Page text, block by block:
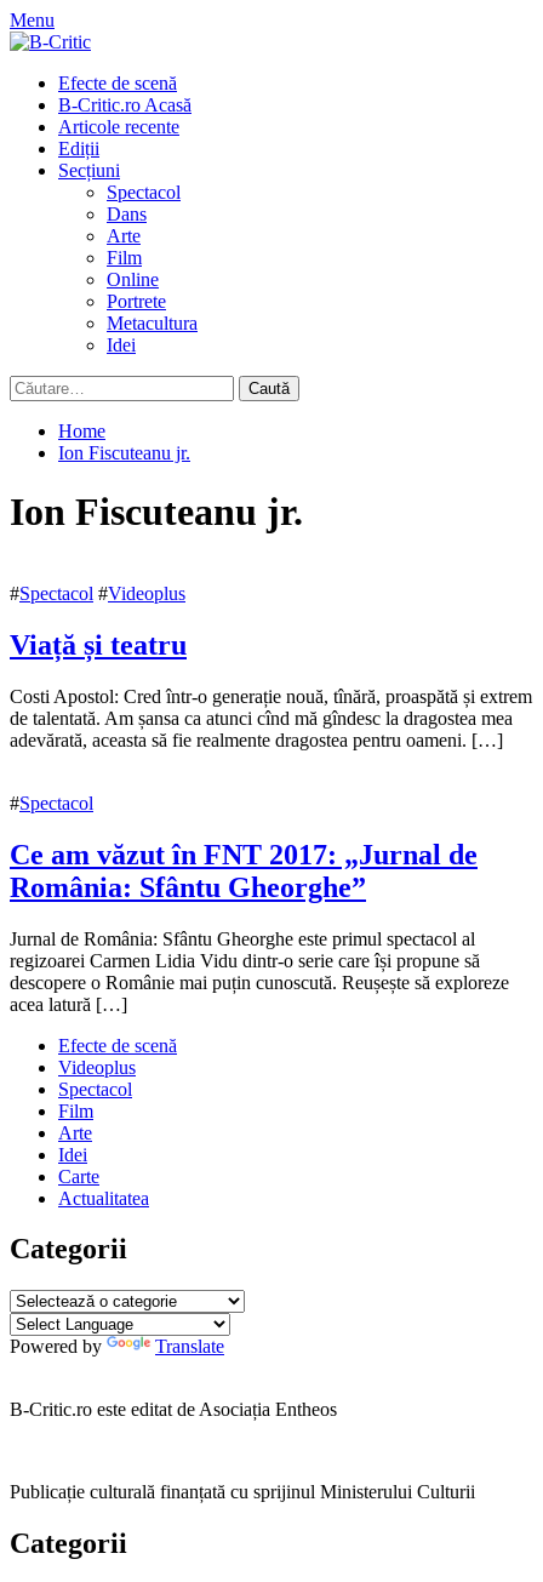
Skip
to
Menu
Primary
Menu
Efecte de scenă
B-Critic.ro Acasă
Articole recente
Ediții
Secțiuni
Spectacol
Dans
Arte
Film
Online
Portrete
Metacultura
Idei
Caută
după:
Home
Ion Fiscuteanu jr.
Ion Fiscuteanu jr.
#Spectacol #Videoplus
Viață și teatru
2
noiembrie
20172
Costi Apostol: Cred într-o generație nouă, tînără, proaspătă și extrem
de talentată. Am șansa ca atunci cînd mă gîndesc la dragostea mea
adevărată, aceasta să fie realmente dragostea pentru oameni. […]
#Spectacol
Ce am văzut în FNT 2017: „Jurnal de
România: Sfântu Gheorghe”
30
octombrie
20172
noiembrie
Jurnal de România: Sfântu Gheorghe este primul spectacol al
regizoarei Carmen Lidia Vidu dintr-o serie care își propune să
descopere o Românie mai puțin cunoscută. Reușește să exploreze
acea latură […]
Efecte de scenă
Videoplus
Spectacol
Film
Arte
Idei
Carte
Actualitatea
Categorii
Categorii
Powered by Translate
B-Critic.ro este editat de Asociația Entheos
Publicație culturală finanțată cu sprijinul Ministerului Culturii
Categorii